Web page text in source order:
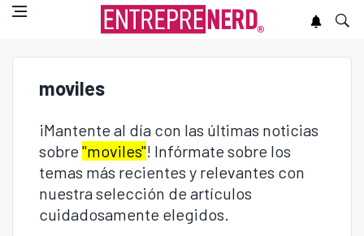
moviles
¡Mantente al día con las últimas noticias
sobre "moviles"! Infórmate sobre los
temas más recientes y relevantes con
nuestra selección de artículos
cuidadosamente elegidos.